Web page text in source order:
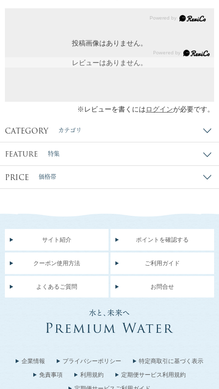
投稿画像はありません。
レビューはありません。
※レビューを書くにはログインが必要です。
CATEGORY カテゴリ
FEATURE 特集
PRICE 価格帯
サイト紹介 ポイントを確認する
クーポン使用方法 ご利用ガイド
よくあるご質問 お問合せ
企業情報 プライバシーポリシー
特定商取引に基づく表示
免責事項
利用規約
定期便サービス利用規約